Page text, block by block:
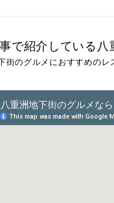
で紹介している八
街のグルメにおすすめのレ